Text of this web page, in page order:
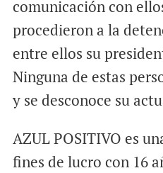
comunicación con
procedieron a la
entre ellos su
Ninguna de estas
y se desconoce su
AZUL POSITIVO es
fines de lucro con 16